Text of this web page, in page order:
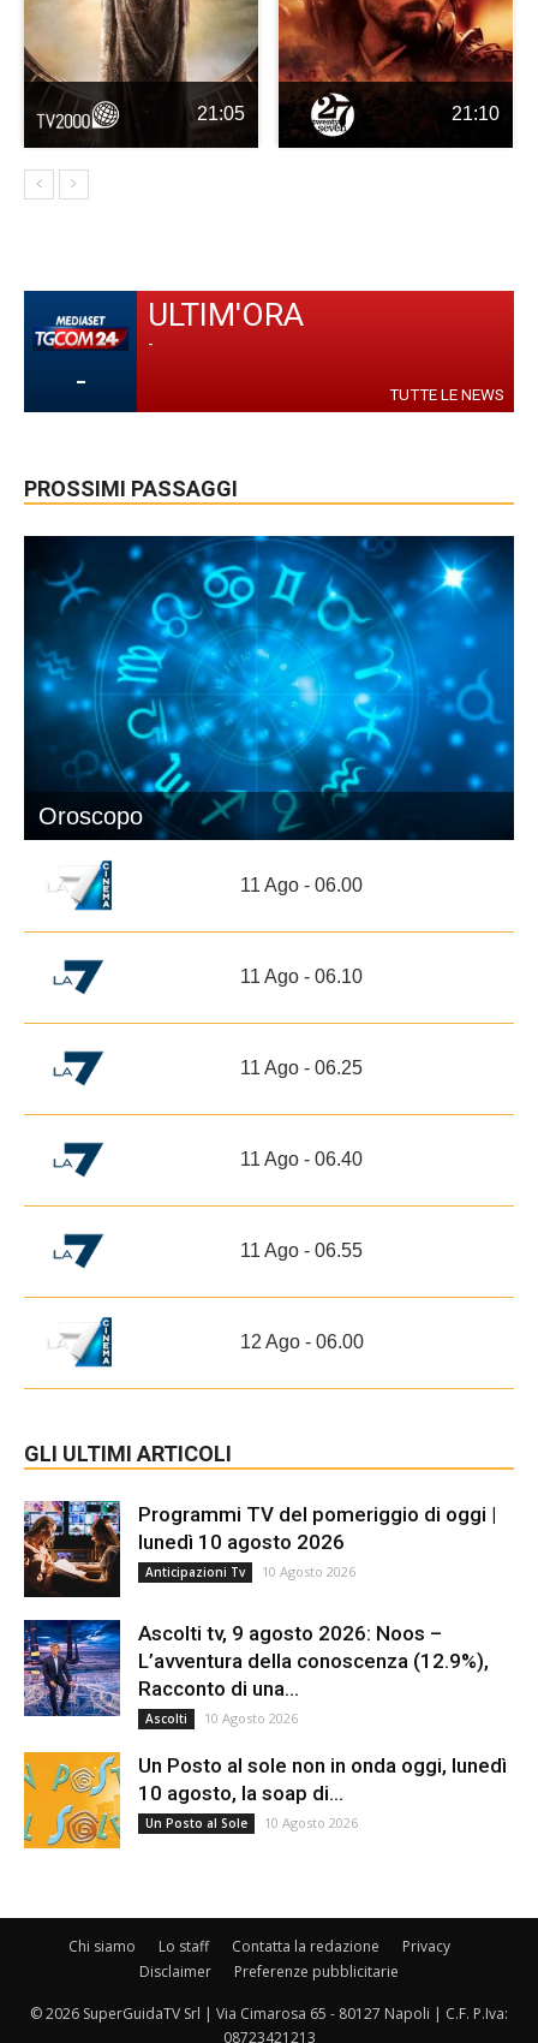
21:05 21:10
-
ULTIM'ORA
-
TUTTE LE NEWS
PROSSIMI PASSAGGI
Oroscopo
11 Ago - 06.00
11 Ago - 06.10
11 Ago - 06.25
11 Ago - 06.40
11 Ago - 06.55
12 Ago - 06.00
GLI ULTIMI ARTICOLI
Programmi TV del pomeriggio di oggi |
lunedì 10 agosto 2026
Anticipazioni Tv 10 Agosto 2026
Ascolti tv, 9 agosto 2026: Noos –
L’avventura della conoscenza (12.9%),
Racconto di una...
Ascolti 10 Agosto 2026
Un Posto al sole non in onda oggi, lunedì
10 agosto, la soap di...
Un Posto al Sole 10 Agosto 2026
Chi siamo Lo staff Contatta la redazione
Privacy
Disclaimer
Preferenze pubblicitarie
© 2026 SuperGuidaTV Srl | Via Cimarosa 65 - 80127 Napoli | C.F. P.Iva:
08723421213